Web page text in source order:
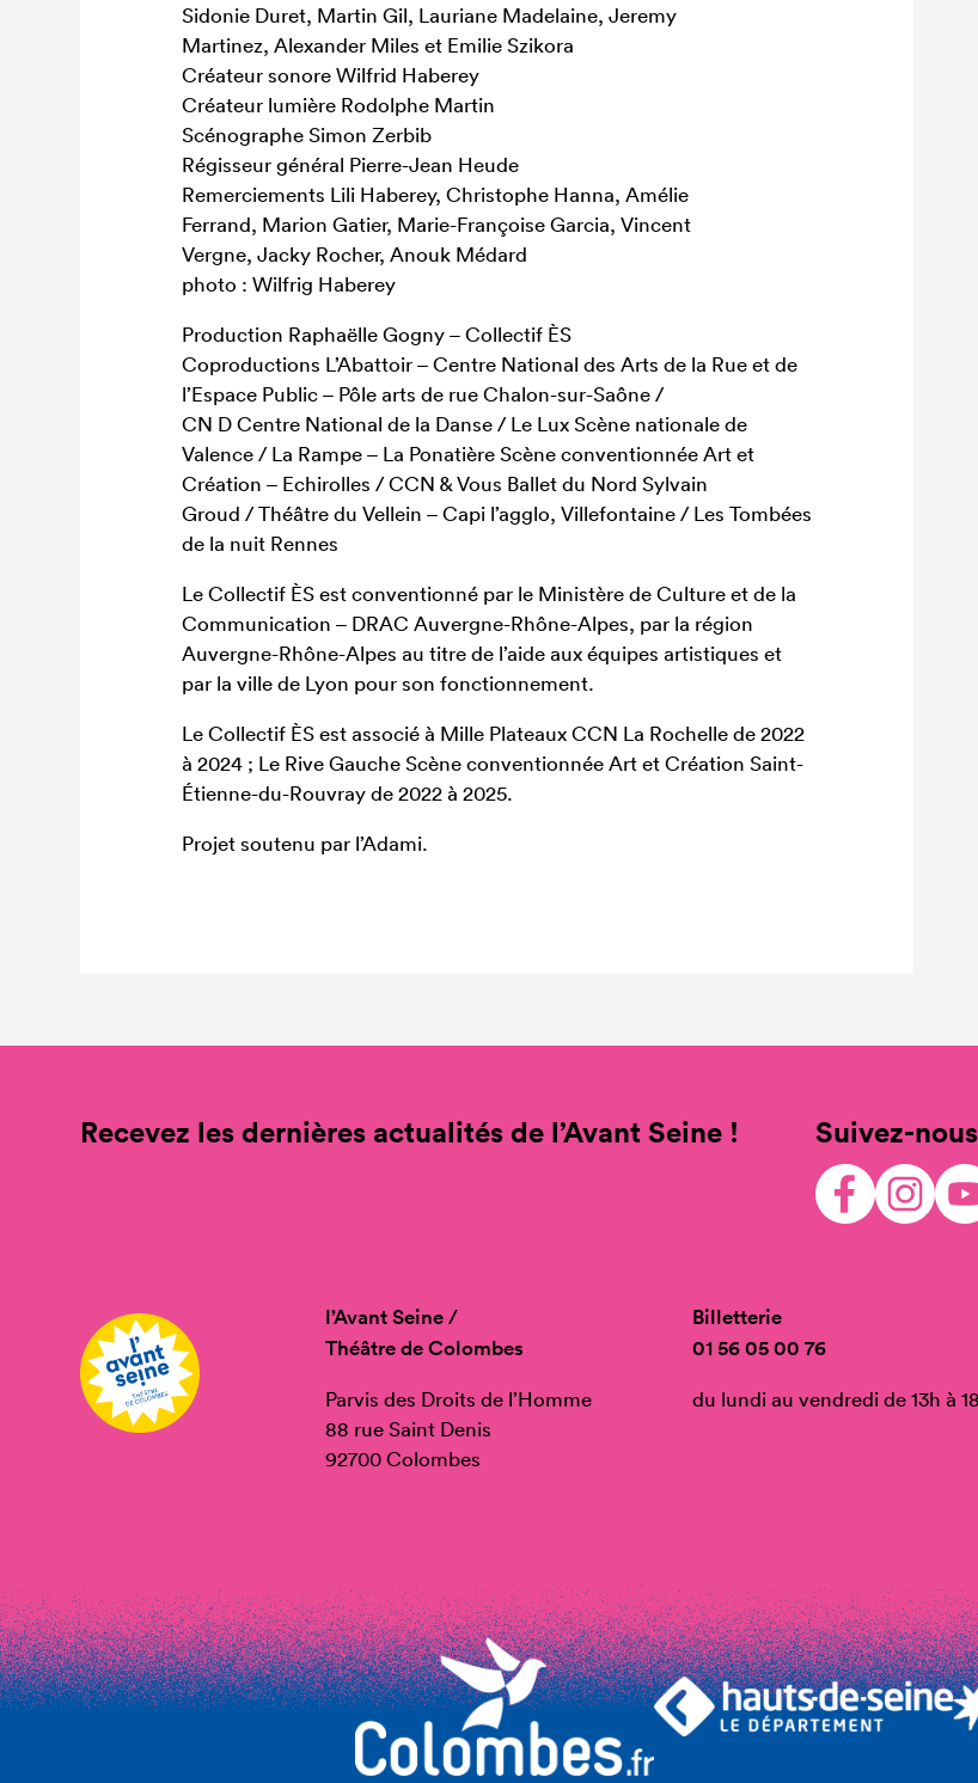
Sidonie Duret, Martin Gil, Lauriane Madelaine, Jeremy
Martinez, Alexander Miles et Emilie Szikora
Créateur sonore Wilfrid Haberey
Créateur lumière Rodolphe Martin
Scénographe Simon Zerbib
Régisseur général Pierre-Jean Heude
Remerciements Lili Haberey, Christophe Hanna, Amélie
Ferrand, Marion Gatier, Marie-Françoise Garcia, Vincent
Vergne, Jacky Rocher, Anouk Médard
photo : Wilfrig Haberey
Production Raphaëlle Gogny – Collectif ÈS
Coproductions L’Abattoir – Centre National des Arts de la Rue et de
l’Espace Public – Pôle arts de rue Chalon-sur-Saône /
CN D Centre National de la Danse / Le Lux Scène nationale de
Valence / La Rampe – La Ponatière Scène conventionnée Art et
Création – Echirolles / CCN & Vous Ballet du Nord Sylvain
Groud / Théâtre du Vellein – Capi l’agglo, Villefontaine / Les Tombées
de la nuit Rennes
Le Collectif ÈS est conventionné par le Ministère de Culture et de la
Communication – DRAC Auvergne-Rhône-Alpes, par la région
Auvergne-Rhône-Alpes au titre de l’aide aux équipes artistiques et
par la ville de Lyon pour son fonctionnement.
Le Collectif ÈS est associé à Mille Plateaux CCN La Rochelle de 2022
à 2024 ; Le Rive Gauche Scène conventionnée Art et Création Saint-
Étienne-du-Rouvray de 2022 à 2025.
Projet soutenu par l’Adami.
Recevez les dernières actualités de l’Avant Seine ! Suivez-
l’Avant Seine /
Théâtre de Colombes
Parvis des Droits de l’Homme
88 rue Saint Denis
92700 Colombes
Billetterie
01 56 05 00 76
du lundi au vendredi de 13h à